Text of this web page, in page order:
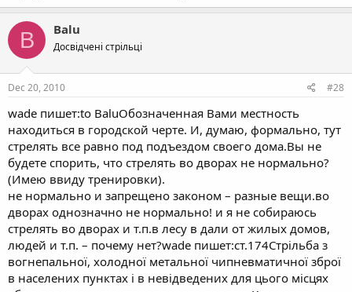
B Balu
Досвідчені стрільці
Dec 20, 2010 #28
wade пишет:to BaluОбозначенная Вами местность
находиться в городской черте. И, думаю, формально, тут
стрелять все равно под подъездом своего дома.Вы не
будете спорить, что стрелять во дворах не нормально?
(Имею ввиду тренировки).
не нормально и запрещено законом – разные вещи.во
дворах однозначно не нормально! и я не собираюсь
стрелять во дворах и т.п.в лесу в дали от жилых домов,
людей и т.п. – почему нет?wade пишет:ст.174Стрільба з
вогнепальної, холодної метальної чипневматичної зброї
в населених пунктах і в невідведених для цього місцях